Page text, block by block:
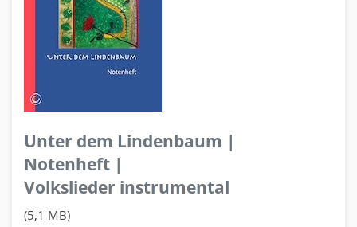
Unter dem Lindenbaum |
Notenheft |
Volkslieder instrumental
(5,1 MB)